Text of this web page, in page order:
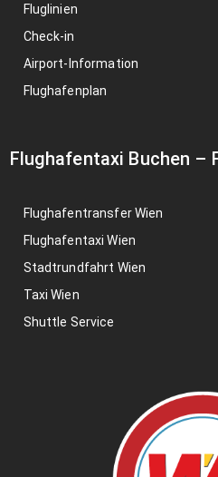
Fluglinien
Check-in
Airport-Information
Flughafenplan
Flughafentaxi Buchen –
Flughafentransfer Wien
Flughafentaxi Wien
Stadtrundfahrt Wien
Taxi Wien
Shuttle Service